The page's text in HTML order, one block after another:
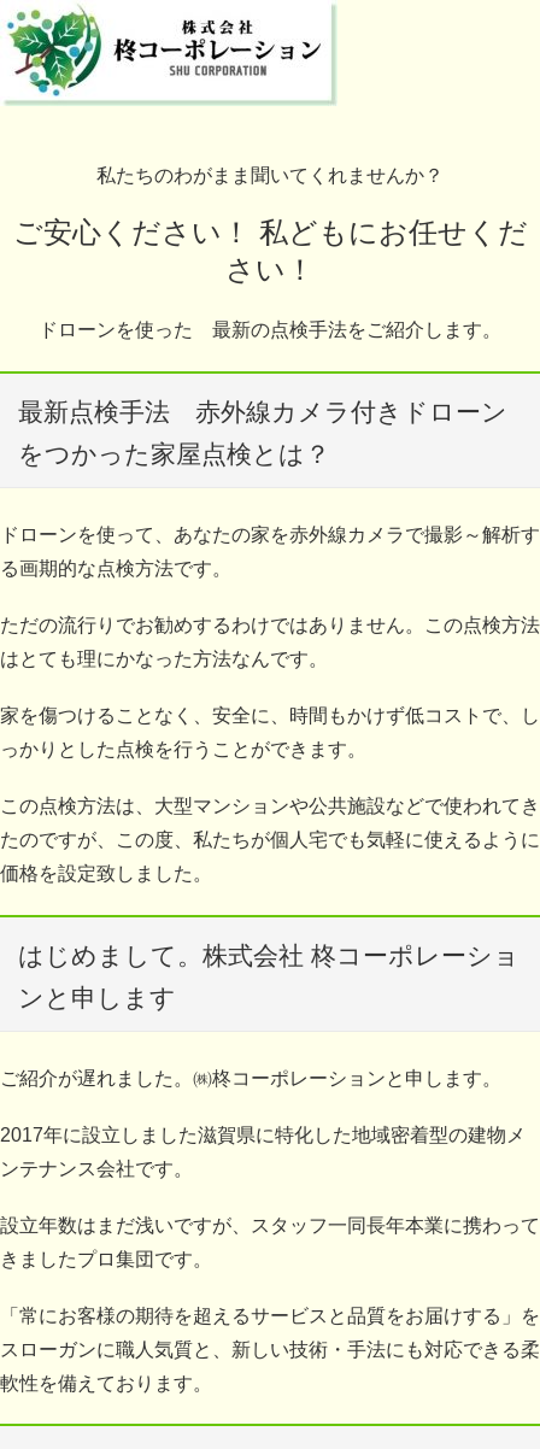
私たちのわがまま聞いてくれませんか？
ご安心ください！ 私どもにお任せくだ
さい！
ドローンを使った 最新の点検手法をご紹介します。
最新点検手法 赤外線カメラ付きドローン
をつかった家屋点検とは？
ドローンを使って、あなたの家を赤外線カメラで撮影～解析す
る画期的な点検方法です。
ただの流行りでお勧めするわけではありません。この点検方法
はとても理にかなった方法なんです。
家を傷つけることなく、安全に、時間もかけず低コストで、し
っかりとした点検を行うことができます。
この点検方法は、大型マンションや公共施設などで使われてき
たのですが、この度、私たちが個人宅でも気軽に使えるように
価格を設定致しました。
はじめまして。株式会社 柊コーポレーショ
ンと申します
ご紹介が遅れました。㈱柊コーポレーションと申します。
2017年に設立しました滋賀県に特化した地域密着型の建物メ
ンテナンス会社です。
設立年数はまだ浅いですが、スタッフ一同長年本業に携わって
きましたプロ集団です。
「常にお客様の期待を超えるサービスと品質をお届けする」を
スローガンに職人気質と、新しい技術・手法にも対応できる柔
軟性を備えております。